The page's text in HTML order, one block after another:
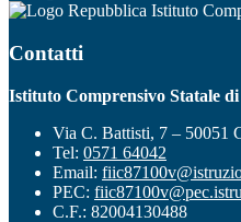
Istituto
Contatti
Istituto Comprensivo Statale
Via C. Battisti, 7 – 50051
Tel: 0571 64042
Email:
PEC:
C.F.: 82004130488